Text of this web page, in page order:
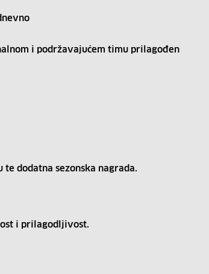
i podržavajućem timu prilagođen
dodatna sezonska nagrada.
i prilagodljivost.